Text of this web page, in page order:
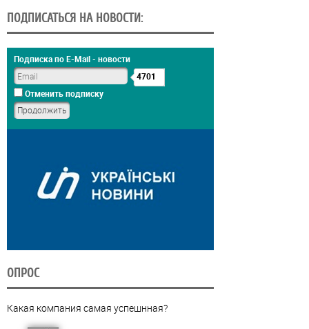
ПОДПИСАТЬСЯ НА НОВОСТИ:
Подписка по E-Mail - новости
4701
Отменить подписку
ОПРОС
Какая компания самая успешнная?